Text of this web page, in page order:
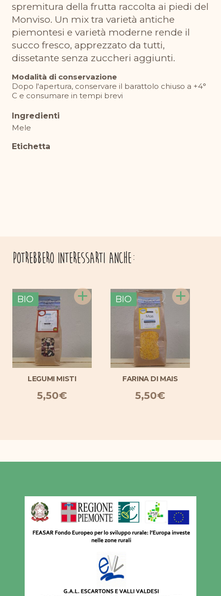
spremitura della frutta raccolta ai piedi del
Monviso. Un mix tra varietà antiche
piemontesi e varietà moderne rende il
succo fresco, apprezzato da tutti,
dissetante senza zuccheri aggiunti.
Modalità di conservazione
Dopo l'apertura, conservare il barattolo chiuso a +4°
C e consumare in tempi brevi
Ingredienti
Mele
Etichetta
Potrebbero interessarti anche:
LEGUMI MISTI
5,50€
BIO +
FARINA DI MAIS
5,50€
BIO +